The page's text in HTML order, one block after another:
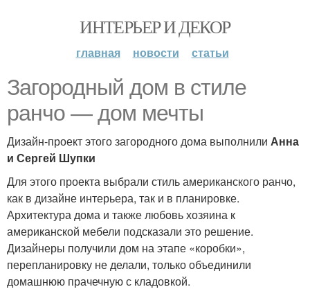
ИНТЕРЬЕР И ДЕКОР
главная новости статьи
Загородный дом в стиле
ранчо — дом мечты
Дизайн-проект этого загородного дома выполнили Анна
и Сергей Шупки
Для этого проекта выбрали стиль американского ранчо,
как в дизайне интерьера, так и в планировке.
Архитектура дома и также любовь хозяина к
американской мебели подсказали это решение.
Дизайнеры получили дом на этапе «коробки»,
перепланировку не делали, только объединили
домашнюю прачечную с кладовкой.